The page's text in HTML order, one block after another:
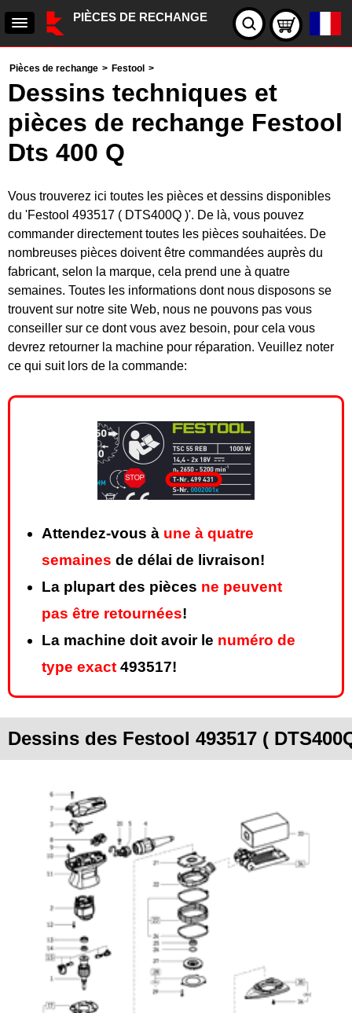
PIÈCES DE RECHANGE
Pièces de rechange > Festool >
Dessins techniques et
pièces de rechange Festool
Dts 400 Q
Vous trouverez ici toutes les pièces et dessins disponibles
du 'Festool 493517 ( DTS400Q )'. De là, vous pouvez
commander directement toutes les pièces souhaitées. De
nombreuses pièces doivent être commandées auprès du
fabricant, selon la marque, cela prend une à quatre
semaines. Toutes les informations dont nous disposons se
trouvent sur notre site Web, nous ne pouvons pas vous
conseiller sur ce dont vous avez besoin, pour cela vous
devrez retourner la machine pour réparation. Veuillez noter
ce qui suit lors de la commande:
Attendez-vous à une à quatre
semaines de délai de livraison!
La plupart des pièces ne peuvent
pas être retournées!
La machine doit avoir le numéro de
type exact 493517!
Dessins des Festool 493517 (